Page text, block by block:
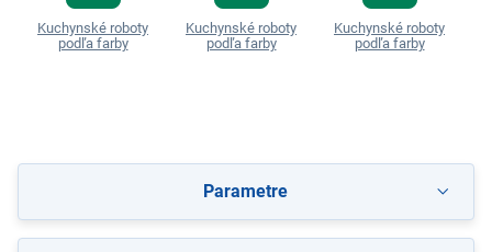
Kuchynské roboty
podľa farby
Kuchynské roboty
podľa farby
Kuchynské roboty
podľa farby
Parametre